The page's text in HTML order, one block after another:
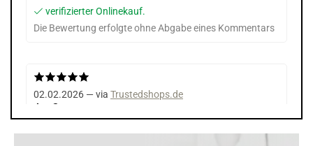
verifizierter Onlinekauf.
Die Bewertung erfolgte ohne Abgabe eines Kommentars
02.02.2026 — via Trustedshops.de
Jan S.